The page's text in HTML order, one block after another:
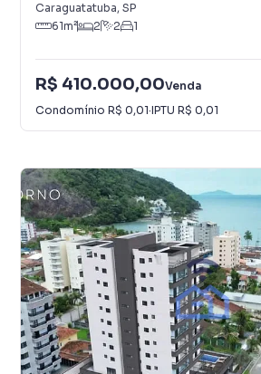
Caraguatatuba, SP
61m² 2 2 1
R$ 410.000,00Venda
Condomínio R$ 0,01·IPTU R$ 0,01